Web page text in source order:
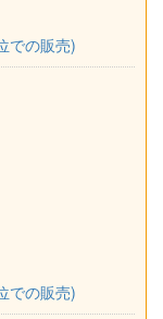
での販売)
での販売)